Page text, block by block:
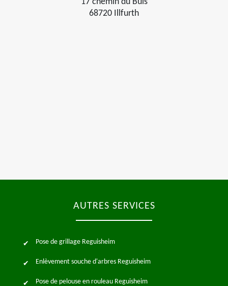
68720 Illfurth
AUTRES SERVICES
Pose de grillage Reguisheim
Enlèvement souche d'arbres Reguisheim
Pose de pelouse en rouleau Reguisheim